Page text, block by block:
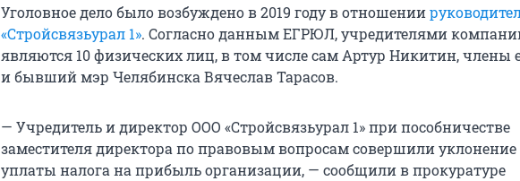
Уголовное дело было возбуждено в 2019 году в отношении
«Стройсвязьурал 1». Согласно данным ЕГРЮЛ, учредителями
являются 10 физических лиц, в том числе сам Артур Никитин, члены
и бывший мэр Челябинска Вячеслав Тарасов.
— Учредитель и директор ООО «Стройсвязьурал 1» при пособничестве
заместителя директора по правовым вопросам совершили уклонение
уплаты налога на прибыль организации, — сообщили в прокуратуре